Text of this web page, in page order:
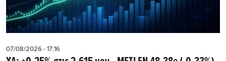
07/08/2026 - 17:16